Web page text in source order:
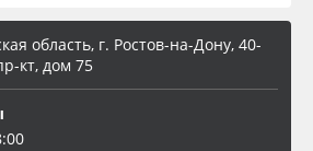
область, г. Ростов-на-Дону, 40-
кт, дом 75